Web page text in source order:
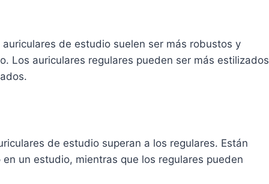
de estudio suelen ser más robustos y
Los auriculares regulares pueden ser más estilizados
de estudio superan a los regulares. Están
un estudio, mientras que los regulares pueden